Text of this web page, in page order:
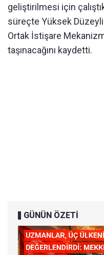
geliştirilmesi için
süreçte Yüksek
Ortak İstişare
taşınacağını kaydetti.
GÜNÜN ÖZETİ